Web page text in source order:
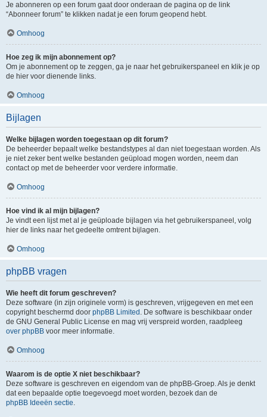
Je abonneren op een forum gaat door onderaan de pagina op de link
“Abonneer forum” te klikken nadat je een forum geopend hebt.
Omhoog
Hoe zeg ik mijn abonnement op?
Om je abonnement op te zeggen, ga je naar het gebruikerspaneel en klik je op
de hier voor dienende links.
Omhoog
Bijlagen
Welke bijlagen worden toegestaan op dit forum?
De beheerder bepaalt welke bestandstypes al dan niet toegestaan worden. Als
je niet zeker bent welke bestanden geüpload mogen worden, neem dan
contact op met de beheerder voor verdere informatie.
Omhoog
Hoe vind ik al mijn bijlagen?
Je vindt een lijst met al je geüploade bijlagen via het gebruikerspaneel, volg
hier de links naar het gedeelte omtrent bijlagen.
Omhoog
phpBB vragen
Wie heeft dit forum geschreven?
Deze software (in zijn originele vorm) is geschreven, vrijgegeven en met een
copyright beschermd door phpBB Limited . De software is beschikbaar onder
de GNU General Public License en mag vrij verspreid worden, raadpleeg
over phpBB voor meer informatie.
Omhoog
Waarom is de optie X niet beschikbaar?
Deze software is geschreven en eigendom van de phpBB-Groep. Als je denkt
dat een bepaalde optie toegevoegd moet worden, bezoek dan de
phpBB Ideeën sectie.